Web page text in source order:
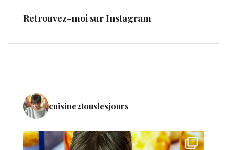
Retrouvez-moi sur Instagram
cuisine2touslesjours